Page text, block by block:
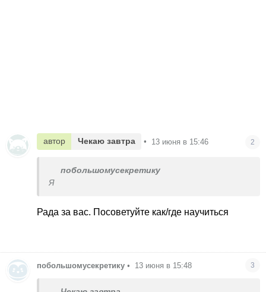
автор Чекаю завтра • 13 июня в 15:46 2
побольшомусекретику
Я
Рада за вас. Посоветуйте как/где научиться
побольшомусекретику • 13 июня в 15:48 3